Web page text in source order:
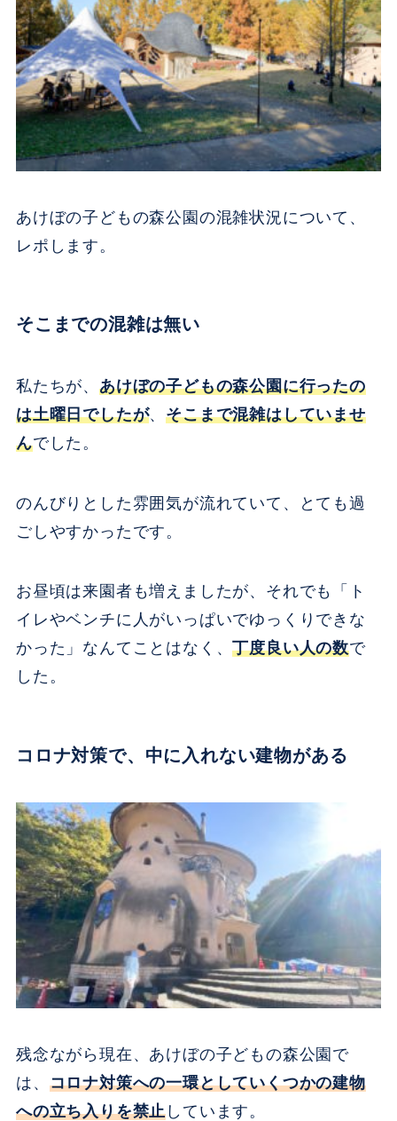
あけぼの子どもの森公園の混雑状況について、
レポします。
そこまでの混雑は無い
私たちが、 あけぼの子どもの森公園に行ったの
は土曜日でしたが、そこまで混雑はしていませ
んでした。
のんびりとした雰囲気が流れていて、とても過
ごしやすかったです。
お昼頃は来園者も増えましたが、それでも「ト
イレやベンチに人がいっぱいでゆっくりできな
かった」なんてことはなく、丁度良い人の数で
した。
コロナ対策で、中に入れない建物がある
残念ながら現在、あけぼの子どもの森公園で
は、 コロナ対策への一環としていくつかの建物
への立ち入りを禁止 しています。